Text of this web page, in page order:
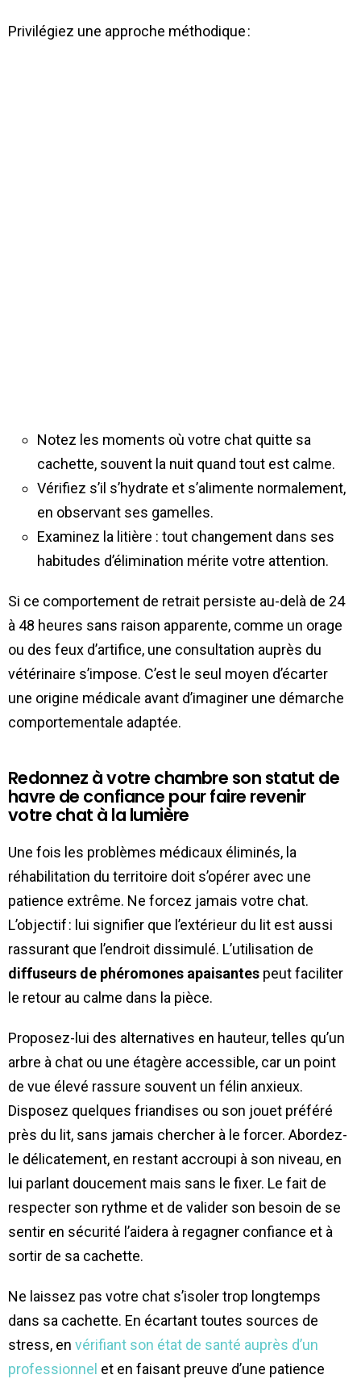
Privilégiez une approche méthodique :
Notez les moments où votre chat quitte sa
cachette, souvent la nuit quand tout est calme.
Vérifiez s’il s’hydrate et s’alimente normalement,
en observant ses gamelles.
Examinez la litière : tout changement dans ses
habitudes d’élimination mérite votre attention.
Si ce comportement de retrait persiste au-delà de 24
à 48 heures sans raison apparente, comme un orage
ou des feux d’artifice, une consultation auprès du
vétérinaire s’impose. C’est le seul moyen d’écarter
une origine médicale avant d’imaginer une démarche
comportementale adaptée.
Redonnez à votre chambre son statut de
havre de confiance pour faire revenir
votre chat à la lumière
Une fois les problèmes médicaux éliminés, la
réhabilitation du territoire doit s’opérer avec une
patience extrême. Ne forcez jamais votre chat.
L’objectif : lui signifier que l’extérieur du lit est aussi
rassurant que l’endroit dissimulé. L’utilisation de
diffuseurs de phéromones apaisantes peut faciliter
le retour au calme dans la pièce.
Proposez-lui des alternatives en hauteur, telles qu’un
arbre à chat ou une étagère accessible, car un point
de vue élevé rassure souvent un félin anxieux.
Disposez quelques friandises ou son jouet préféré
près du lit, sans jamais chercher à le forcer. Abordez-
le délicatement, en restant accroupi à son niveau, en
lui parlant doucement mais sans le fixer. Le fait de
respecter son rythme et de valider son besoin de se
sentir en sécurité l’aidera à regagner confiance et à
sortir de sa cachette.
Ne laissez pas votre chat s’isoler trop longtemps
dans sa cachette. En écartant toutes sources de
stress, en vérifiant son état de santé auprès d’un
professionnel et en faisant preuve d’une patience